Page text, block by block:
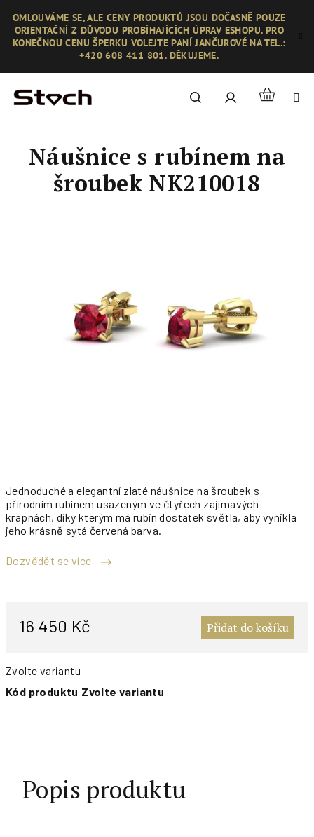
obsah
OMLOUVÁME SE, ALE CENY PRODUKTŮ JSOU DOČASNĚ POUZE
ORIENTAČNÍ Z DŮVODU PROBÍHAJÍCÍCH ÚPRAV ESHOPU. PRO
KONEČNOU CENU ŠPERKU VOLEJTE PANÍ JANČUROVÉ NA TEL.:
+420 608 411 801. DĚKUJEME.
Hledat PřihlášeníNákupní
Jednoduché a elegantní zlaté náušnice na šroubek s
přírodním rubínem usazeným ve čtyřech zajímavých
krapnách, díky kterým má rubín dostatek světla, aby vynikla
jeho krásně sytá červená barva.
Dozvědět se více
16 450 Kč Přidat do košíku
Zvolte variantu
Kód produktu Zvolte variantu
Náušnice s rubínem na
šroubek NK210018
Popis produktu